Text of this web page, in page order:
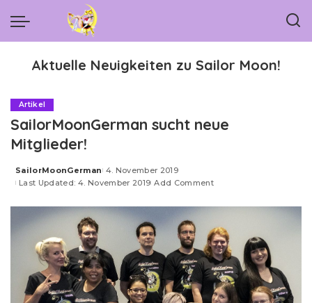
Aktuelle Neuigkeiten zu Sailor Moon!
Artikel
SailorMoonGerman sucht neue
Mitglieder!
Posted
by
SailorMoonGerman 4. November 2019
Last Updated: 4. November 2019 Add Comment